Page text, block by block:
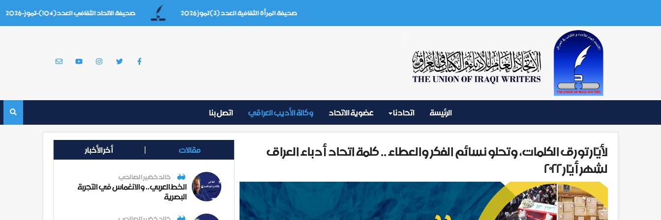
صحيفة المرأة الثقافية العدد (3) تموز 2026 صحيفة الاتحاد الثقافي العدد(104)-تموز-2026
الرئيسة اتحادنا عضوية الاتحاد وكالة الأديب العراقي اتصل بنا
لأيّار تورق الكلمات، وتحلو نسائم الفكر والعطاء .. كلمة اتحاد أدباء العراق
لشهر أيّار ٢٠٢٢
مقالات أخر الأخبار
خالد خضير الصالحي
الخط العربي.. والانغماس في التجربة
البصرية